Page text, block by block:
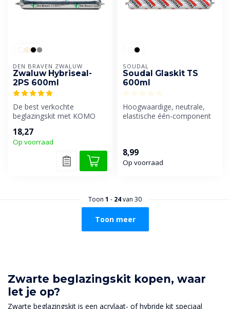
DEN BRAVEN ZWALUW
Zwaluw Hybriseal-
2PS 600ml
De best verkochte
beglazingskit met KOMO
18,27
Op voorraad
SOUDAL
Soudal Glaskit TS
600ml
Hoogwaardige, neutrale,
elastische één-component
8,99
Op voorraad
Toon 1 - 24van 30
Toon meer
Zwarte beglazingskit kopen, waar
let je op?
Zwarte beglazingskit is een acrylaat- of hybride kit speciaal